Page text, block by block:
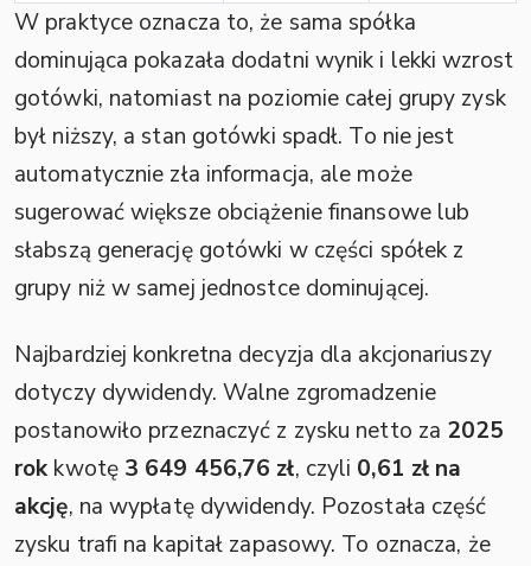
W praktyce oznacza to, że sama spółka
dominująca pokazała dodatni wynik i lekki wzrost
gotówki, natomiast na poziomie całej grupy zysk
był niższy, a stan gotówki spadł. To nie jest
automatycznie zła informacja, ale może
sugerować większe obciążenie finansowe lub
słabszą generację gotówki w części spółek z
grupy niż w samej jednostce dominującej.
Najbardziej konkretna decyzja dla akcjonariuszy
dotyczy dywidendy. Walne zgromadzenie
postanowiło przeznaczyć z zysku netto za 2025
rokkwotę 3 649 456,76 zł, czyli 0,61 zł na
akcję, na wypłatę dywidendy. Pozostała część
zysku trafi na kapitał zapasowy. To oznacza, że